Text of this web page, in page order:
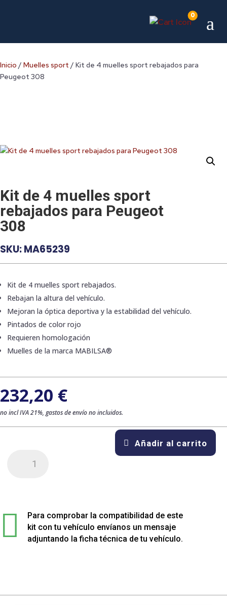
0 a
Inicio / Muelles sport / Kit de 4 muelles sport rebajados para
Peugeot 308
Kit de 4 muelles sport
rebajados para Peugeot
308
SKU:MA65239
Kit de 4 muelles sport rebajados.
Rebajan la altura del vehículo.
Mejoran la óptica deportiva y la estabilidad del vehículo.
Pintados de color rojo
Requieren homologación
Muelles de la marca MABILSA®
232,20 €
no incl IVA 21%, gastos de envío no incluidos.
rebajados
Peugeot
Añadir al carrito

Para comprobar la compatibilidad de este
kit con tu vehículo envíanos un mensaje
adjuntando la ficha técnica de tu vehículo.